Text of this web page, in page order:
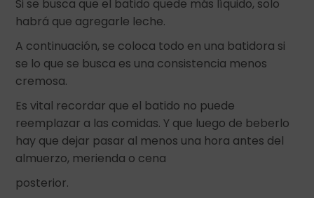
Si se busca que el batido quede más líquido, solo
habrá que agregarle leche.
A continuación, se coloca todo en una batidora si
se lo que se busca es una consistencia menos
cremosa.
Es vital recordar que el batido no puede
reemplazar a las comidas. Y que luego de beberlo
hay que dejar pasar al menos una hora antes del
almuerzo, merienda o cena
posterior.